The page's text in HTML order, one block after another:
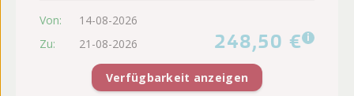
Von:
14-08-2026
Zu:
21-08-2026 248,50 € i
Verfügbarkeit anzeigen